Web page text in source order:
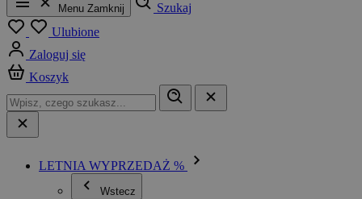
Menu Zamknij
Szukaj
Ulubione
Zaloguj się
Koszyk
LETNIA WYPRZEDAŻ %
Wstecz